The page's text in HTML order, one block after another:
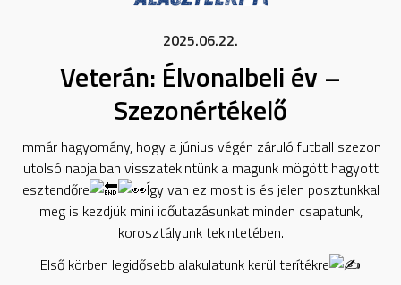
2025.06.22.
Veterán: Élvonalbeli év –
Szezonértékelő
Immár hagyomány, hogy a június végén záruló futball szezon
utolsó napjaiban visszatekintünk a magunk mögött hagyott
esztendőre
Így van ez most is és jelen posztunkkal
meg is kezdjük mini időutazásunkat minden csapatunk,
korosztályunk tekintetében.
Első körben legidősebb alakulatunk kerül terítékre